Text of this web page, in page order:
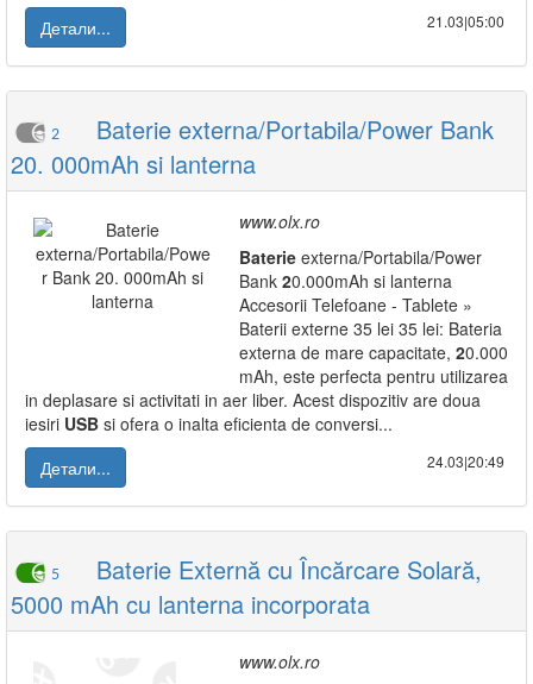
Детали...
21.03|05:00
2
Baterie externa/Portabila/Power Bank
20. 000mAh si lanterna
www.olx.ro
Baterie externa/Portabila/Power
Bank 20.000mAh si lanterna
Accesorii Telefoane - Tablete »
Baterii externe 35 lei 35 lei: Bateria
externa de mare capacitate, 20.000
mAh, este perfecta pentru utilizarea
in deplasare si activitati in aer liber. Acest dispozitiv are doua
iesiri USB si ofera o inalta eficienta de conversi...
Детали...
24.03|20:49
5
Baterie Externă cu Încărcare Solară,
5000 mAh cu lanterna incorporata
www.olx.ro